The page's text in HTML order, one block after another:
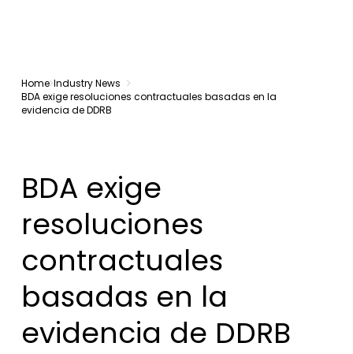
Home Industry News
BDA exige resoluciones contractuales basadas en la
evidencia de DDRB
BDA exige
resoluciones
contractuales
basadas en la
evidencia de DDRB